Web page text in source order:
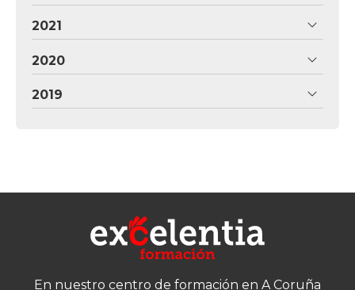
2021
2020
2019
En nuestro centro de formación en A Coruña